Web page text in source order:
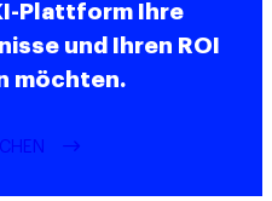
Plattform Ihre
und Ihren ROI
möchten.